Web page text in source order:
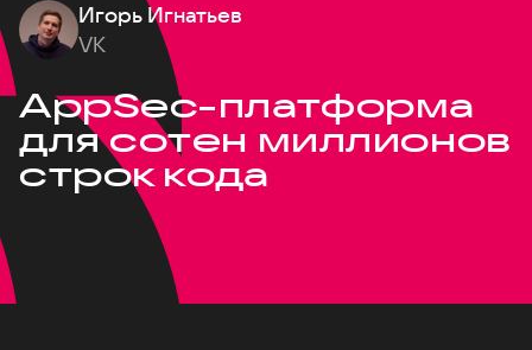
Игорь Игнатьев
VK
AppSec-платформа
для сотен миллионов
строк кода